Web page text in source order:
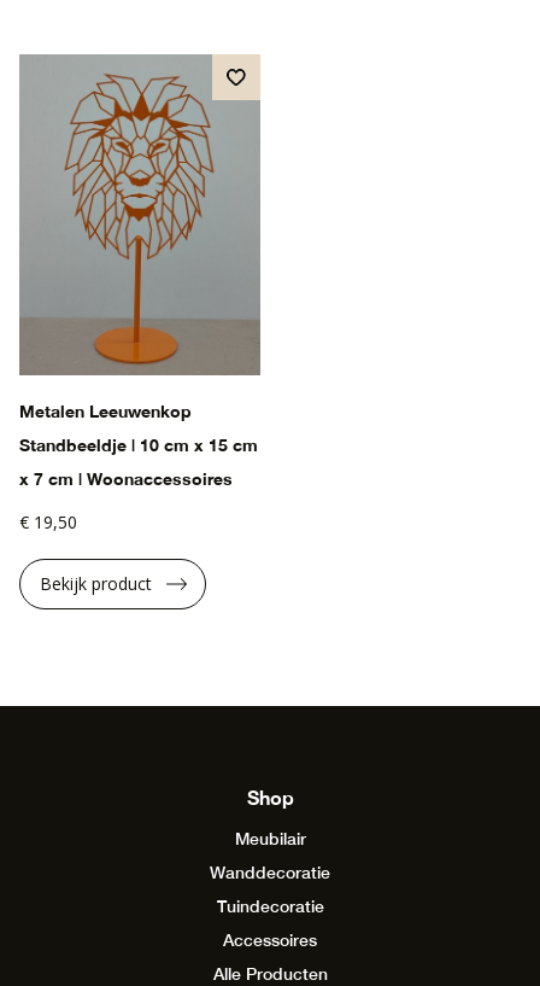
Metalen Leeuwenkop
Standbeeldje | 10 cm x 15 cm
x 7 cm | Woonaccessoires
€ 19,50
Bekijk product
Shop
Meubilair
Wanddecoratie
Tuindecoratie
Accessoires
Alle Producten